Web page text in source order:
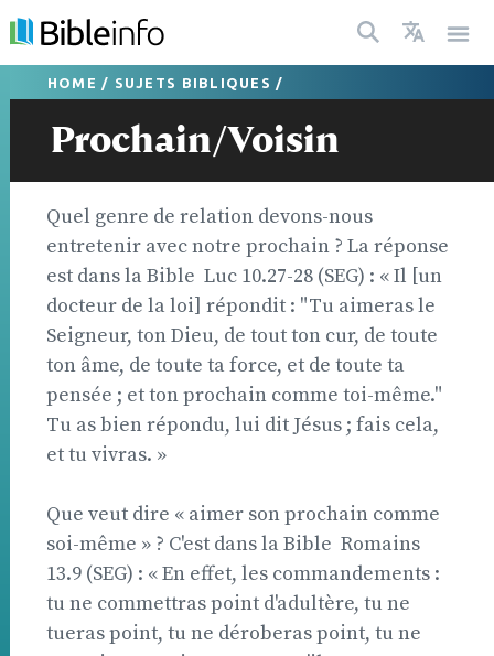
HOME / SUJETS BIBLIQUES /
Prochain/Voisin
Quel genre de relation devons-nous
entretenir avec notre prochain ? La réponse
est dans la Bible  Luc 10.27-28 (SEG) : « Il [un
docteur de la loi] répondit : "Tu aimeras le
Seigneur, ton Dieu, de tout ton cur, de toute
ton âme, de toute ta force, et de toute ta
pensée ; et ton prochain comme toi-même."
Tu as bien répondu, lui dit Jésus ; fais cela,
et tu vivras. »
Que veut dire « aimer son prochain comme
soi-même » ? C'est dans la Bible  Romains
13.9 (SEG) : « En effet, les commandements :
tu ne commettras point d'adultère, tu ne
tueras point, tu ne déroberas point, tu ne